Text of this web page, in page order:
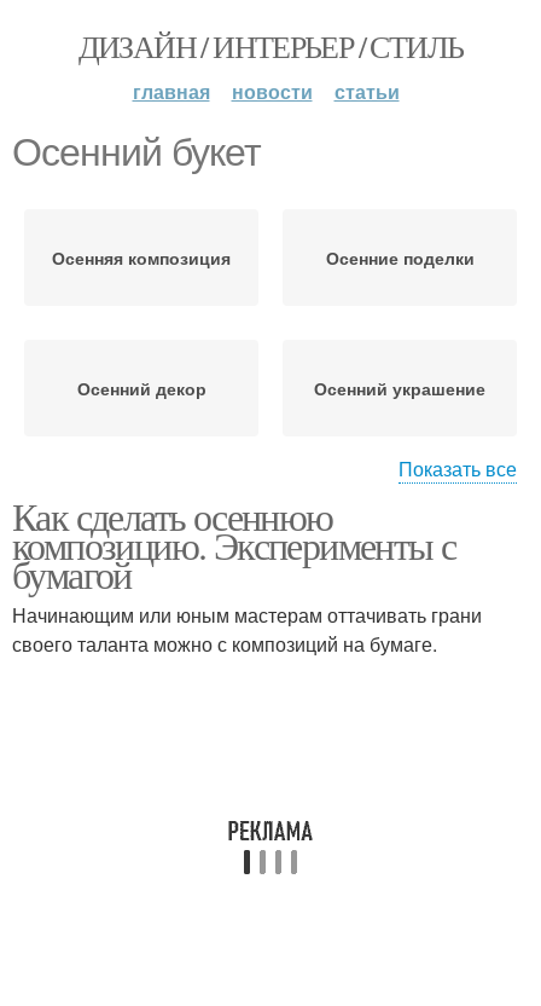
ДИЗАЙН / ИНТЕРЬЕР / СТИЛЬ
главная новости статьи
Осенний букет
Осенняя композиция Осенние поделки
Осенний декор Осенний украшение
Осенний интерьер Осенний оформление
Окна в осенних мотивах Осенний листопад
Показать все
Как сделать осеннюю
композицию. Эксперименты с
бумагой
Начинающим или юным мастерам оттачивать грани
своего таланта можно с композиций на бумаге.